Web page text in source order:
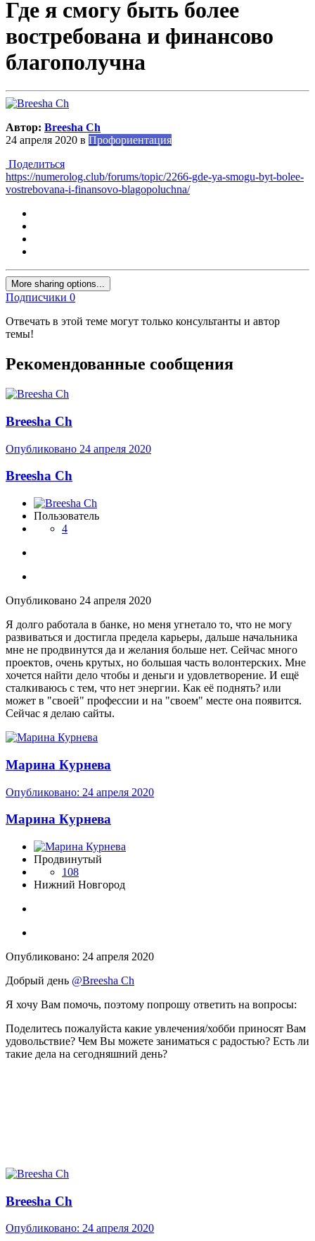
Где я смогу быть более
востребована и финансово
благополучна
Автор: Breesha Ch
24 апреля 2020 в Профориентация
Поделиться
https://numerolog.club/forums/topic/2266-gde-ya-smogu-byt-bolee-
vostrebovana-i-finansovo-blagopoluchna/
More sharing options...
Подписчики 0
Отвечать в этой теме могут только консультанты и автор
темы!
Рекомендованные сообщения
Breesha Ch
Опубликовано 24 апреля 2020
Breesha Ch
Пользователь
4
Опубликовано 24 апреля 2020
Я долго работала в банке, но меня угнетало то, что не могу
развиваться и достигла предела карьеры, дальше начальника
мне не продвинутся да и желания больше нет. Сейчас много
проектов, очень крутых, но большая часть волонтерских. Мне
хочется найти дело чтобы и деньги и удовлетворение. И ещё
сталкиваюсь с тем, что нет энергии. Как её поднять? или
может в "своей" профессии и на "своем" месте она появится.
Сейчас я делаю сайты.
Марина Курнева
Опубликовано: 24 апреля 2020
Марина Курнева
Продвинутый
108
Нижний Новгород
Опубликовано: 24 апреля 2020
Добрый день @Breesha Ch
Я хочу Вам помочь, поэтому попрошу ответить на вопросы:
Поделитесь пожалуйста какие увлечения/хобби приносят Вам
удовольствие? Чем Вы можете заниматься с радостью? Есть ли
такие дела на сегодняшний день?
Breesha Ch
Опубликовано: 24 апреля 2020